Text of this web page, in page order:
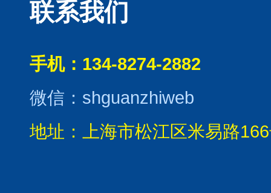
联系我们
手机：134-8274-2882
微信：shguanzhiweb
地址：上海市松江区米易路